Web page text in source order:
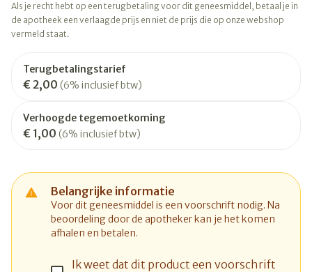
Als je recht hebt op een terugbetaling voor dit geneesmiddel, betaal je in
de apotheek een verlaagde prijs en niet de prijs die op onze webshop
vermeld staat.
Terugbetalingstarief
€ 2,00 (6% inclusief btw)
Verhoogde tegemoetkoming
€ 1,00 (6% inclusief btw)
Belangrijke informatie
Voor dit geneesmiddel is een voorschrift nodig. Na
beoordeling door de apotheker kan je het komen
afhalen en betalen.
Ik weet dat dit product een voorschrift